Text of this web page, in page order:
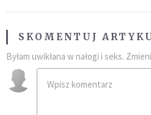
SKOMENTUJ
Byłam uwikłana w nałogi i seks.